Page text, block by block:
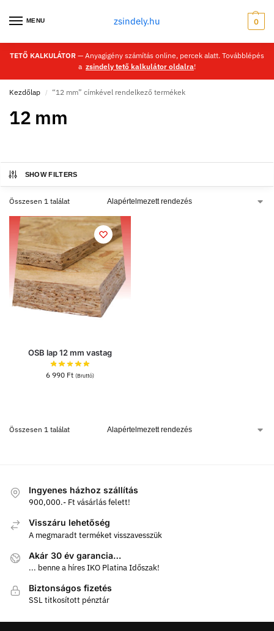
MENU zsindely.hu 0
TETŐ KALKULÁTOR — Anyagigény számítás online, percek alatt. Továbblépés
a zsindely tető kalkulátor oldalra!
Kezdőlap / “12 mm” címkével rendelkező termékek
12 mm
SHOW FILTERS
Összesen 1 találat
OSB lap 12 mm vastag
6 990 Ft (Bruttó)
Összesen 1 találat
Ingyenes házhoz szállítás
900,000.- Ft vásárlás felett!
Visszáru lehetőség
A megmaradt terméket visszavesszük
Akár 30 év garancia…
... benne a híres IKO Platina Időszak!
Biztonságos fizetés
SSL titkosított pénztár